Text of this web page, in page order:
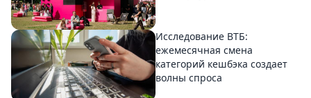
Исследование ВТБ:
ежемесячная смена
категорий кешбэка создает
волны спроса